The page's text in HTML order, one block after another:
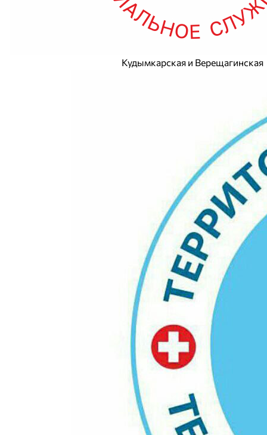
Кудымкарская и Верещагинская